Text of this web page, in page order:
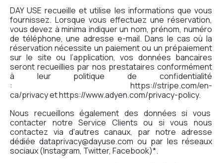
DAY USE recueille et utilise les informations que vous
fournissez. Lorsque vous effectuez une réservation,
vous devez à minima indiquer un nom, prénom, numéro
de téléphone, une adresse e-mail. Dans le cas où la
réservation nécessite un paiement ou un prépaiement
sur le site ou l’application, vos données bancaires
seront recueillies par nos prestataires conformément
à leur politique de confidentialité
: https://stripe.com/en-
ca/privacyethttps://www.adyen.com/privacy-policy.
Nous recueillons également des données si vous
contacter notre Service Clients ou si vous nous
contactez via d'autres canaux, par notre adresse
dédiée dataprivacy@dayuse.com ou par les réseaux
sociaux (Instagram, Twitter, Facebook)*.